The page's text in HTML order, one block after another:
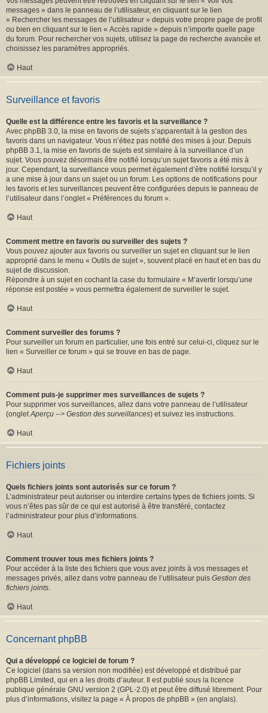
messages » dans le panneau de l’utilisateur, en cliquant sur le lien
« Rechercher les messages de l’utilisateur » depuis votre propre page de profil
ou bien en cliquant sur le lien « Accès rapide » depuis n’importe quelle page
du forum. Pour rechercher vos sujets, utilisez la page de recherche avancée et
choisissez les paramètres appropriés.
Haut
Surveillance et favoris
Quelle est la différence entre les favoris et la surveillance ?
Avec phpBB 3.0, la mise en favoris de sujets s’apparentait à la gestion des
favoris dans un navigateur. Vous n’étiez pas notifié des mises à jour. Depuis
phpBB 3.1, la mise en favoris de sujets est similaire à la surveillance d’un
sujet. Vous pouvez désormais être notifié lorsqu’un sujet favoris a été mis à
jour. Cependant, la surveillance vous permet également d’être notifié lorsqu’il y
a une mise à jour dans un sujet ou un forum. Les options de notifications pour
les favoris et les surveillances peuvent être configurées depuis le panneau de
l’utilisateur dans l’onglet « Préférences du forum ».
Haut
Comment mettre en favoris ou surveiller des sujets ?
Vous pouvez ajouter aux favoris ou surveiller un sujet en cliquant sur le lien
approprié dans le menu « Outils de sujet », souvent placé en haut et en bas du
sujet de discussion.
Répondre à un sujet en cochant la case du formulaire « M’avertir lorsqu’une
réponse est postée » vous permettra également de surveiller le sujet.
Haut
Comment surveiller des forums ?
Pour surveiller un forum en particulier, une fois entré sur celui-ci, cliquez sur le
lien « Surveiller ce forum » qui se trouve en bas de page.
Haut
Comment puis-je supprimer mes surveillances de sujets ?
Pour supprimer vos surveillances, allez dans votre panneau de l’utilisateur
(ongletAperçu --> Gestion des surveillances) et suivez les instructions.
Haut
Fichiers joints
Quels fichiers joints sont autorisés sur ce forum ?
L’administrateur peut autoriser ou interdire certains types de fichiers joints. Si
vous n’êtes pas sûr de ce qui est autorisé à être transféré, contactez
l’administrateur pour plus d’informations.
Haut
Comment trouver tous mes fichiers joints ?
Pour accéder à la liste des fichiers que vous avez joints à vos messages et
messages privés, allez dans votre panneau de l’utilisateur puis Gestion des
fichiers joints.
Haut
Concernant phpBB
Qui a développé ce logiciel de forum ?
Ce logiciel (dans sa version non modifiée) est développé et distribué par
phpBB Limited , qui en a les droits d’auteur. Il est publié sous la licence
publique générale GNU version 2 (GPL-2.0) et peut être diffusé librement. Pour
plus d’informations, visitez la page « À propos de phpBB » (en anglais).